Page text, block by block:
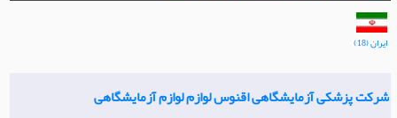
ایران (18)
شرکت پزشکی آزمایشگاهی اقنوس لوازم لوازم آزمایشگاهی